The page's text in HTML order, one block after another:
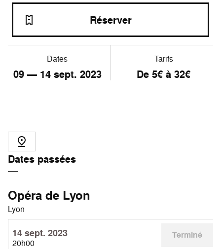
Dates
09— 14sept. 2023
Tarifs
De 5€ à 32€
Réserver
Dates passées
Opéra de Lyon
Lyon
14 sept. 2023
20h00
Terminé